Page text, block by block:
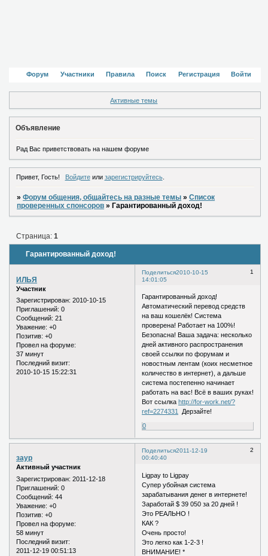
Форум Участники Правила Поиск Регистрация Войти
Активные темы
Объявление
Рад Вас приветствовать на нашем форуме
Привет, Гость! Войдитеили зарегистрируйтесь.
»Форум общения, общайтесь на разные темы »Список
проверенных спонсоров »Гарантированный доход!
Гарантированный доход!
Страница:1
Поделиться 1
2010-10-15
14:01:05
ИЛЬЯ
Участник
Зарегистрирован: 2010-10-15
Приглашений: 0
Сообщений: 21
Уважение: +0
Позитив: +0
Провел на форуме:
37 минут
Последний визит:
2010-10-15 15:22:31
Гарантированный доход!
Автоматический перевод средств
на ваш кошелёк! Система
проверена! Работает на 100%!
Безопасна! Ваша задача: несколько
дней активного распространения
своей ссылки по форумам и
новостным лентам (коих несметное
количество в интернет), а дальше
система постепенно начинает
работать на вас! Всё в ваших руках!
Вот ссылка http://for-work.net/?
ref=2274331
Дерзайте!
0
Поделиться 2
2011-12-19
00:40:40
заур
Активный участник
Зарегистрирован: 2011-12-18
Приглашений: 0
Сообщений: 44
Уважение: +0
Позитив: +0
Провел на форуме:
58 минут
Последний визит:
2011-12-19 00:51:13
Ligpay to Ligpay
Супер убойная система
зарабатывания денег в интернете!
Заработай $ 39 050 за 20 дней !
Это РЕАЛЬНО !
КАК ?
Очень просто!
Это легко как 1-2-3 !
ВНИМАНИЕ! *